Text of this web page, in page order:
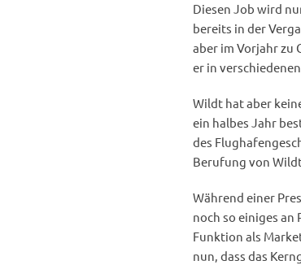
Diesen Job wird
bereits in der
aber im Vorjahr zu
er in
Wildt hat aber
ein halbes Jahr
des
Berufung von
Während einer
noch so einiges an
Funktion als
nun, dass das